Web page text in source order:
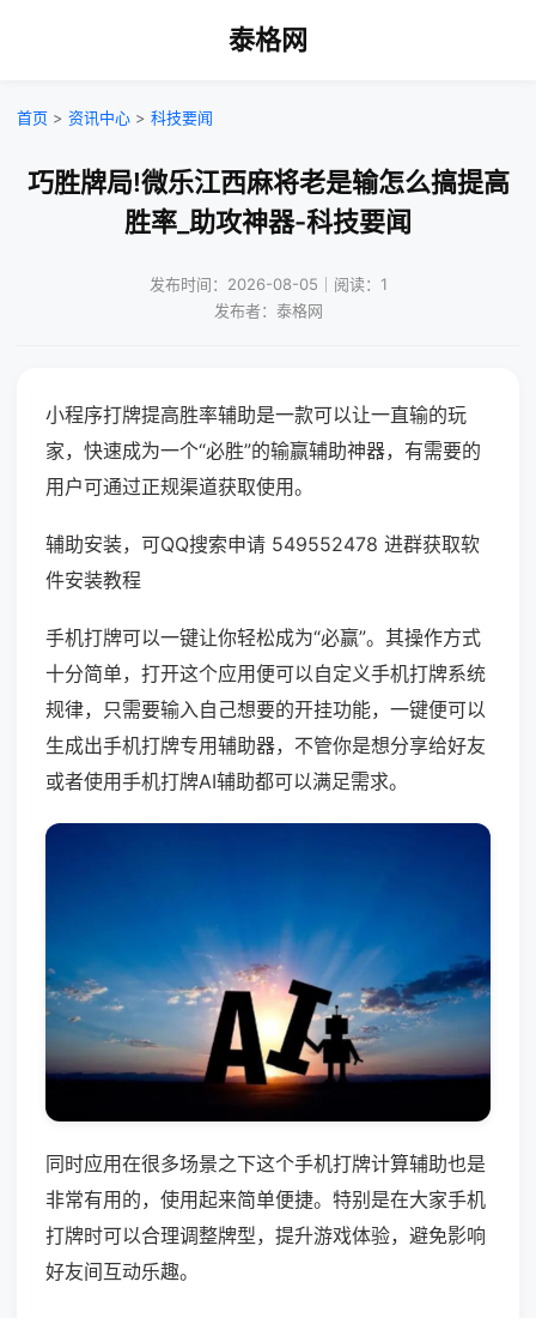
泰格网
首页 > 资讯中心 > 科技要闻
巧胜牌局!微乐江西麻将老是输怎么搞提高
胜率_助攻神器-科技要闻
发布时间：2026-08-05｜阅读：1
发布者：泰格网
小程序打牌提高胜率辅助是一款可以让一直输的玩
家，快速成为一个“必胜”的输赢辅助神器，有需要的
用户可通过正规渠道获取使用。
辅助安装，可QQ搜索申请 549552478 进群获取软
件安装教程
手机打牌可以一键让你轻松成为“必赢”。其操作方式
十分简单，打开这个应用便可以自定义手机打牌系统
规律，只需要输入自己想要的开挂功能，一键便可以
生成出手机打牌专用辅助器，不管你是想分享给好友
或者使用手机打牌AI辅助都可以满足需求。
同时应用在很多场景之下这个手机打牌计算辅助也是
非常有用的，使用起来简单便捷。特别是在大家手机
打牌时可以合理调整牌型，提升游戏体验，避免影响
好友间互动乐趣。